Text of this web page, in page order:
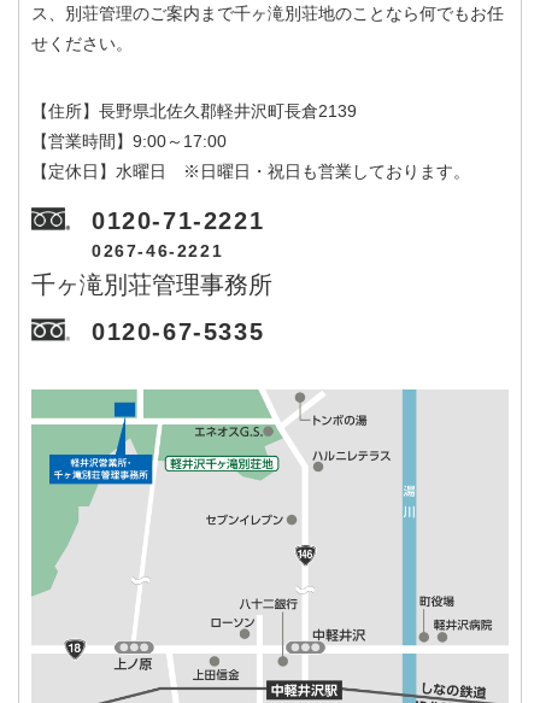
ス、別荘管理のご案内まで千ヶ滝別荘地のことなら何でもお任
せください。
【住所】長野県北佐久郡軽井沢町長倉2139
【営業時間】9:00～17:00
【定休日】水曜日 ※日曜日・祝日も営業しております。
0120-71-2221
0267-46-2221
千ヶ滝別荘管理事務所
0120-67-5335